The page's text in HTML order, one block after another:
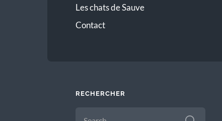
Les chats de Sauve
Contact
RECHERCHER
FOR: